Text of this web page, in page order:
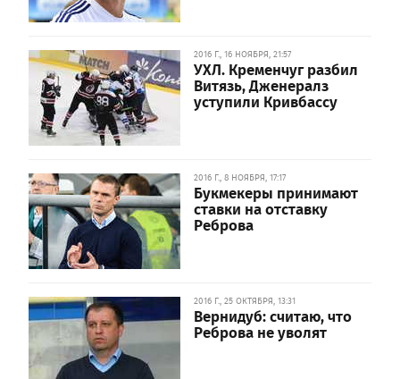
2016 Г., 16 НОЯБРЯ, 21:57
УХЛ. Кременчуг разбил
Витязь, Дженералз
уступили Кривбассу
2016 Г., 8 НОЯБРЯ, 17:17
Букмекеры принимают
ставки на отставку
Реброва
2016 Г., 25 ОКТЯБРЯ, 13:31
Вернидуб: считаю, что
Реброва не уволят